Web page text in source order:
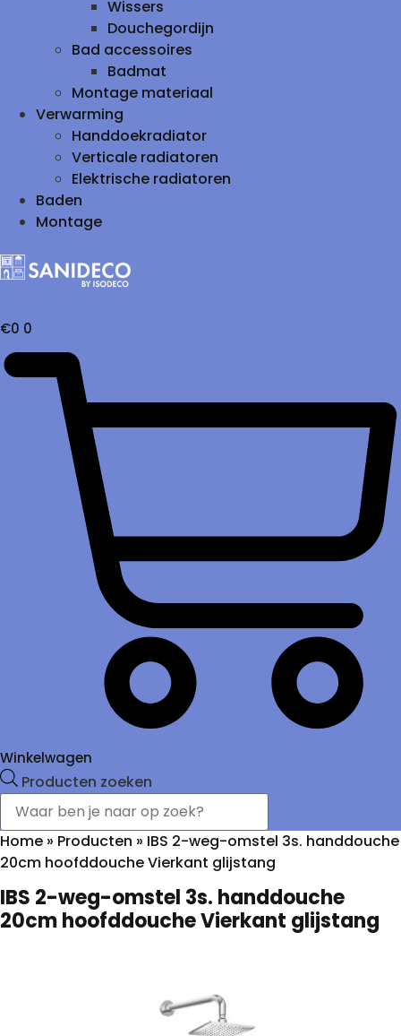
Wissers
Douchegordijn
Bad accessoires
Badmat
Montage materiaal
Verwarming
Handdoekradiator
Verticale radiatoren
Elektrische radiatoren
Baden
Montage
€0 0
Winkelwagen
Producten zoeken
Home » Producten » IBS 2-weg-omstel 3s. handdouche
20cm hoofddouche Vierkant glijstang
IBS 2-weg-omstel 3s. handdouche
20cm hoofddouche Vierkant glijstang